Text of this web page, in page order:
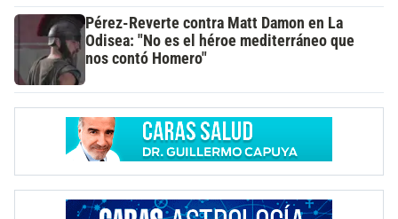
Pérez-Reverte contra Matt Damon en La
Odisea: "No es el héroe mediterráneo que
nos contó Homero"